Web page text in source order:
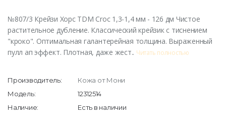
№807/3 Крейзи Хорс TDM Croc 1,3-1,4 мм - 126 дм Чистое
растительное дубление. Классический крейзик с тиснением
"кроко". Оптимальная галантерейная толщина. Выраженный
пулл ап эффект. Плотная, даже жест.. Читать полностью
Производитель:
Кожа от Мони
Модель:
12312514
Наличие:
Есть в наличии